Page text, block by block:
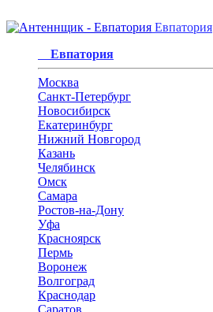
Евпатория
Евпатория
Москва
Санкт-Петербург
Новосибирск
Екатеринбург
Нижний Новгород
Казань
Челябинск
Омск
Самара
Ростов-на-Дону
Уфа
Красноярск
Пермь
Воронеж
Волгоград
Краснодар
Саратов